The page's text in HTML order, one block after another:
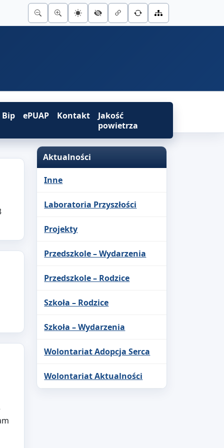
Bip ePUAP Kontakt
Jakość
powietrza
Aktualności
Inne
Laboratoria Przyszłości
Projekty
Przedszkole – Wydarzenia
Przedszkole – Rodzice
Szkoła – Rodzice
Szkoła – Wydarzenia
Wolontariat Adopcja Serca
Wolontariat Aktualności